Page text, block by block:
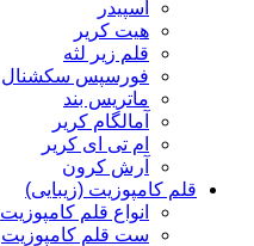
اسپیدر
هیت کریر
قلم زیر لثه
فورسپس سکشنال
ماتریس بند
آمالگام کریر
ام تی ای کریر
آرش کرون
قلم کامپوزیت (زیبایی)
انواع قلم کامپوزیت
ست قلم کامپوزیت